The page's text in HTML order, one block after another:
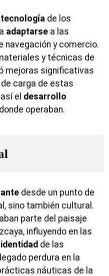
tecnología de los
adaptarse a las
navegación y comercio.
y técnicas de
mejoras significativas
carga de estas
el desarrollo
operaban.
desde un punto de
sino también cultural.
parte del paisaje
influyendo en las
identidad de las
perdura en la
náuticas de la